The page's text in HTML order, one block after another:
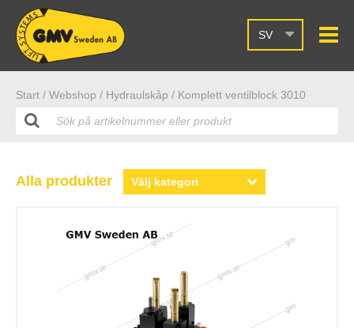
SV
Start / Webshop / Hydraulskåp / Komplett ventilblock 3010
Alla produkter